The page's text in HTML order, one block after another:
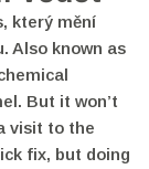
který mění
. Also known as
But it won’t
visit to the
fix, but doing